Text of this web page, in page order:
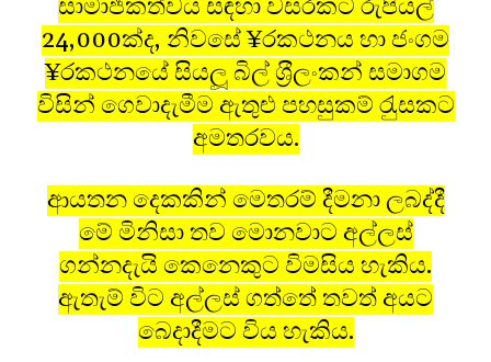
සාමාජිකත්වය සඳහා වසරකට රුපියල්
24,000ක්ද, නිවසේ ¥රකථනය හා ජංගම
¥රකථනයේ සියලූ බිල් ශ‍්‍රීලංකන් සමාගම
විසින් ගෙවාදැමීම ඇතුළු පහසුකම් රැුසකට
අමතරවය.
ආයතන දෙකකින් මෙතරම් දීමනා ලබද්දී
මේ මිනිසා තව මොනවාට අල්ලස්
ගන්නදැයි කෙනෙකුට විමසිය හැකිය.
ඇතැම් විට අල්ලස් ගත්තේ තවත් අයට
බෙදාදීමට විය හැකිය.